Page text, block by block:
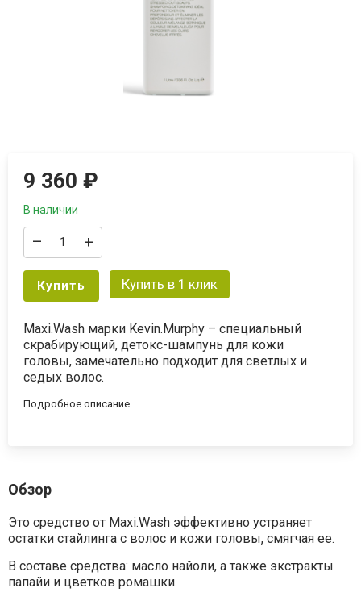
9 360₽
В наличии
– +
Купить Купить в 1 клик
Maxi.Wash марки Kevin.Murphy – специальный
скрабирующий, детокс-шампунь для кожи
головы, замечательно подходит для светлых и
седых волос.
Подробное описание
Обзор
Это средство от Maxi.Wash эффективно устраняет
остатки стайлинга с волос и кожи головы, смягчая ее.
В составе средства: масло найоли, а также экстракты
папайи и цветков ромашки.